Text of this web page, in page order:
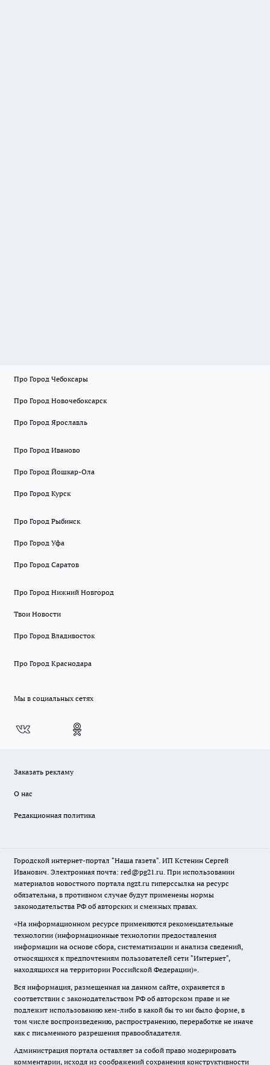
Про Город Чебоксары
Про Город Новочебоксарск
Про Город Ярославль
Про Город Иваново
Про Город Йошкар-Ола
Про Город Курск
Про Город Рыбинск
Про Город Уфа
Про Город Саратов
Про Город Нижний Новгород
Твои Новости
Про Город Владивосток
Про Город Краснодара
Мы в социальных сетях
Заказать рекламу
О нас
Редакционная политика
Городской интернет-портал "Наша газета". ИП Кстенин Сергей
Иванович. Электронная почта: red@pg21.ru. При использовании
материалов новостного портала ngzt.ru гиперссылка на ресурс
обязательна, в противном случае будут применены нормы
законодательства РФ об авторских и смежных правах.
«На информационном ресурсе применяются рекомендательные
технологии (информационные технологии предоставления
информации на основе сбора, систематизации и анализа сведений,
относящихся к предпочтениям пользователей сети "Интернет",
находящихся на территории Российской Федерации)».
Вся информация, размещенная на данном сайте, охраняется в
соответствии с законодательством РФ об авторском праве и не
подлежит использованию кем-либо в какой бы то ни было форме, в
том числе воспроизведению, распространению, переработке не иначе
как с письменного разрешения правообладателя.
Администрация портала оставляет за собой право модерировать
комментарии, исходя из соображений сохранения конструктивности